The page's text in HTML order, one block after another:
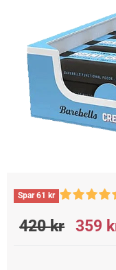
Spar61 kr
420kr 359